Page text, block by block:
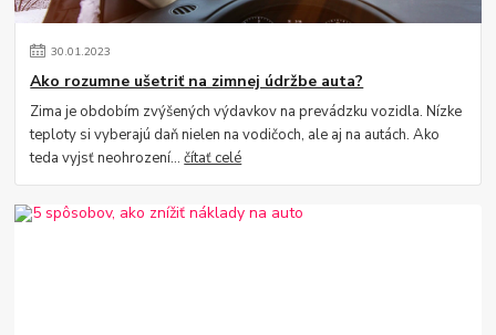
30.01.2023
Ako rozumne ušetriť na zimnej údržbe auta?
Zima je obdobím zvýšených výdavkov na prevádzku vozidla. Nízke
teploty si vyberajú daň nielen na vodičoch, ale aj na autách. Ako
teda vyjsť neohrození...čítať celé